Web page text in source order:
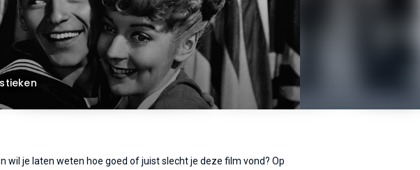
wil je laten weten hoe goed of juist slecht je deze film vond? Op